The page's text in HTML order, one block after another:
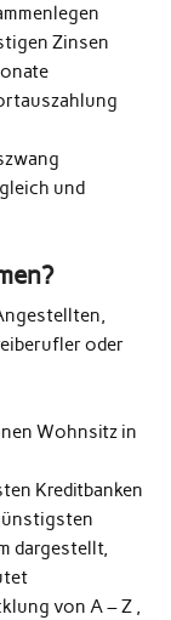
Zinsen
und
oder
Wohnsitz in
Kreditbanken
dargestellt,
von A – Z ,